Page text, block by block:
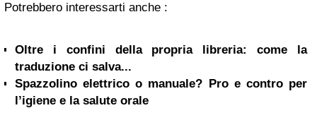
Potrebbero interessarti anche :
Oltre i confini della propria libreria: come la
traduzione ci salva...
Spazzolino elettrico o manuale? Pro e contro per
l’igiene e la salute orale